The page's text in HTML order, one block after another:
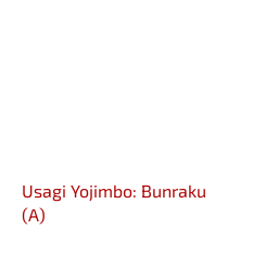
Usagi Yojimbo: Bunraku
(A)